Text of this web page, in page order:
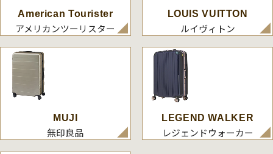
American Tourister
アメリカンツーリスター
LOUIS VUITTON
ルイヴィトン
MUJI
無印良品
LEGEND WALKER
レジェンドウォーカー